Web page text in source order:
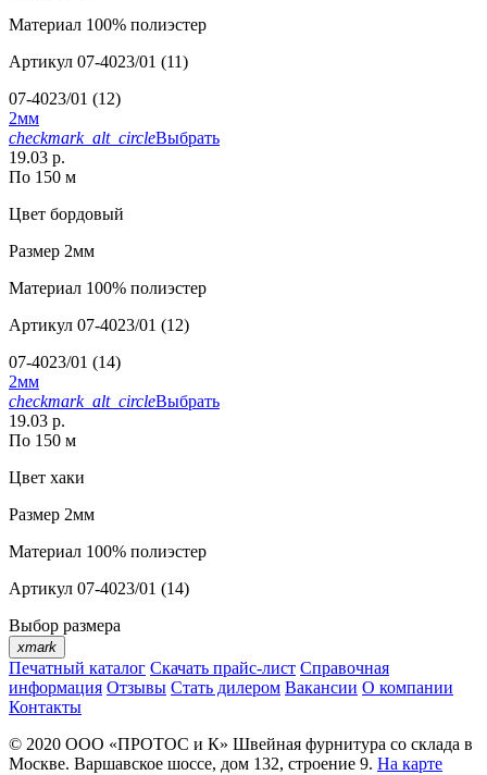
Материал 100% полиэстер
Артикул 07-4023/01 (11)
07-4023/01 (12)
2мм
checkmark_alt_circleВыбрать
19.03 р.
По 150 м
Цвет бордовый
Размер 2мм
Материал 100% полиэстер
Артикул 07-4023/01 (12)
07-4023/01 (14)
2мм
checkmark_alt_circleВыбрать
19.03 р.
По 150 м
Цвет хаки
Размер 2мм
Материал 100% полиэстер
Артикул 07-4023/01 (14)
Выбор размера
xmark
Печатный каталог Скачать прайс-лист Справочная
информация Отзывы Стать дилером Вакансии О компании
Контакты
© 2020 ООО «ПРОТОС и К» Швейная фурнитура со склада в
Москве. Варшавское шоссе, дом 132, строение 9. На карте